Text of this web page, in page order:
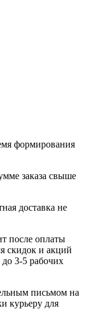
формирования
заказа свыше
доставка не
после оплаты
скидок и акций
до 3-5 рабочих
письмом на
курьеру для